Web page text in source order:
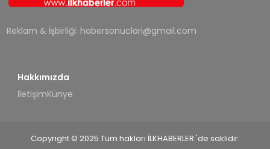
Reklam & İşbirliği: habersonuclari@gmail.com
Hakkımızda
İletişimKünye
Copyright © 2025 Tüm hakları İLKHABERLER 'de saklıdır.